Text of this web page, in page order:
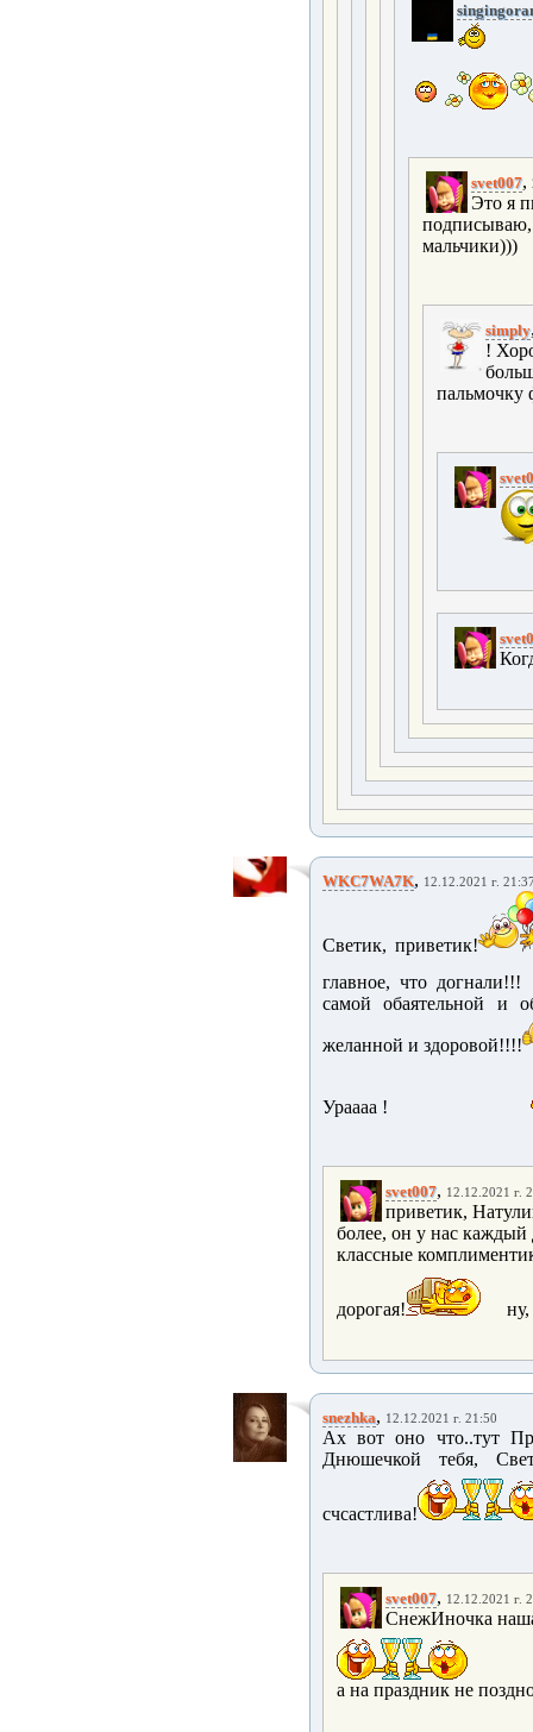
svet007,
Это я
подписываю,
мальчики)))
simply
!
пальмочку
WKC7WA7K, 12.12.2021 г.
Светик, приветик!
главное, что догнали!!!
самой обаятельной и
желанной и здоровой!!!!
Ураааа !
svet007, 12.12.2021 г.
приветик,
более, он у нас каждый
классные
дорогая!
snezhka, 12.12.2021 г. 21:50
Ах вот оно что..тут
Днюшечкой тебя,
счсастлива!
svet007, 12.12.2021 г.
СнежИночка наша
а на праздник не